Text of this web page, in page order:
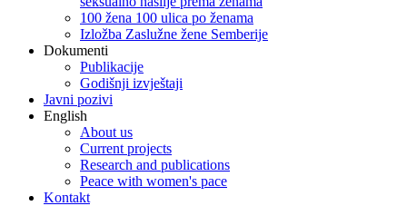
100 žena 100 ulica po ženama
Izložba Zaslužne žene Semberije
Dokumenti
Publikacije
Godišnji izvještaji
Javni pozivi
English
About us
Current projects
Research and publications
Peace with women's pace
Kontakt